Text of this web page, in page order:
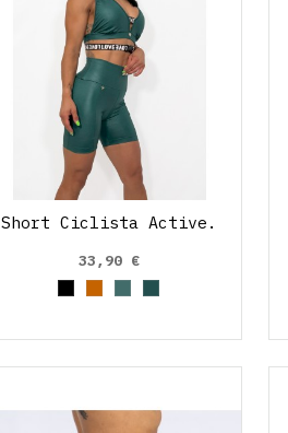
Short Ciclista Active.
33,90 €
NegroMarrónVerde efecto cuero
Verde Medio